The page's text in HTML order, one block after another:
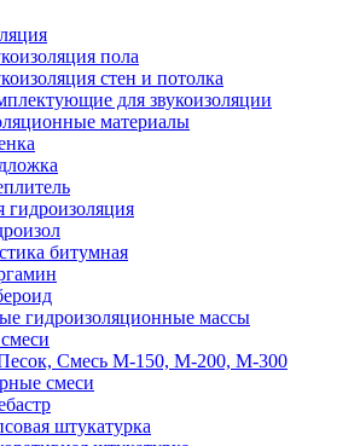
пола
стен и потолка
для звукоизоляции
материалы
гидроизоляция
битумная
гидроизоляционные массы
Смесь М-150, М-200, М-300
смеси
штукатурка